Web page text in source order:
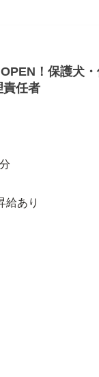
！保護犬
責任者
給あり